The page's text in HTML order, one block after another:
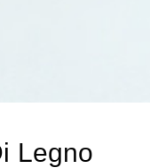
Legno